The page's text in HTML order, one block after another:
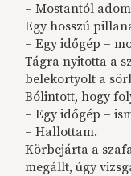
– Mostantól
Egy hosszú
– Egy időgép –
Tágra nyitotta a
belekortyolt a
Bólintott, hogy
– Egy időgép –
– Hallottam.
Körbejárta a
megállt, úgy